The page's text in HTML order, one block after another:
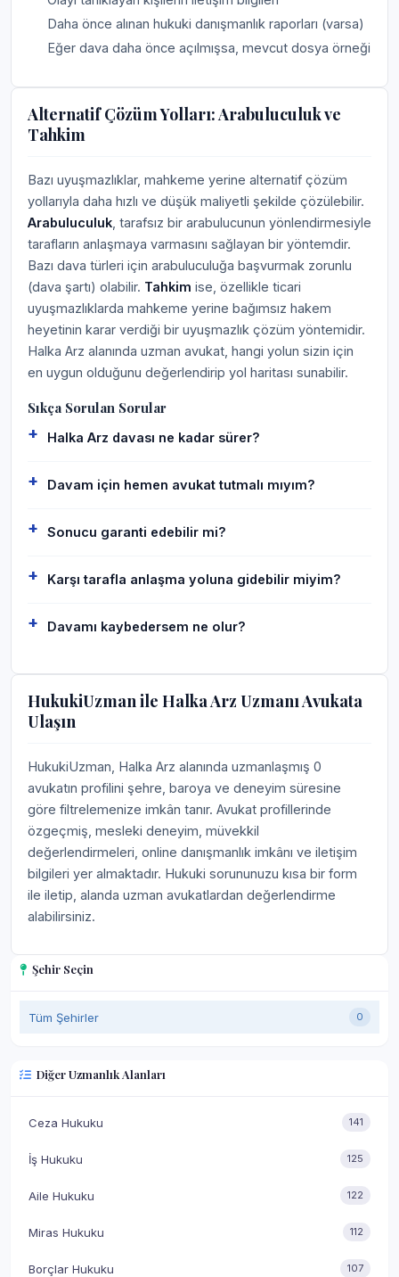
Şehir Seçin
Tüm Şehirler 0
Diğer Uzmanlık Alanları
Ceza Hukuku 141
İş Hukuku 125
Aile Hukuku 122
Miras Hukuku 112
Borçlar Hukuku 107
Daha önce alınan hukuki danışmanlık raporları (varsa)
Eğer dava daha önce açılmışsa, mevcut dosya örneği
Alternatif Çözüm Yolları: Arabuluculuk ve
Tahkim
Bazı uyuşmazlıklar, mahkeme yerine alternatif çözüm
yollarıyla daha hızlı ve düşük maliyetli şekilde çözülebilir.
Arabuluculuk , tarafsız bir arabulucunun yönlendirmesiyle
tarafların anlaşmaya varmasını sağlayan bir yöntemdir.
Bazı dava türleri için arabuluculuğa başvurmak zorunlu
(dava şartı) olabilir. Tahkim ise, özellikle ticari
uyuşmazlıklarda mahkeme yerine bağımsız hakem
heyetinin karar verdiği bir uyuşmazlık çözüm yöntemidir.
Halka Arz alanında uzman avukat, hangi yolun sizin için
en uygun olduğunu değerlendirip yol haritası sunabilir.
Sıkça Sorulan Sorular
Halka Arz davası ne kadar sürer?
Davam için hemen avukat tutmalı mıyım?
Sonucu garanti edebilir mi?
Karşı tarafla anlaşma yoluna gidebilir miyim?
Davamı kaybedersem ne olur?
HukukiUzman ile Halka Arz Uzmanı Avukata
Ulaşın
HukukiUzman, Halka Arz alanında uzmanlaşmış 0
avukatın profilini şehre, baroya ve deneyim süresine
göre filtrelemenize imkân tanır. Avukat profillerinde
özgeçmiş, mesleki deneyim, müvekkil
değerlendirmeleri, online danışmanlık imkânı ve iletişim
bilgileri yer almaktadır. Hukuki sorununuzu kısa bir form
ile iletip, alanda uzman avukatlardan değerlendirme
alabilirsiniz.